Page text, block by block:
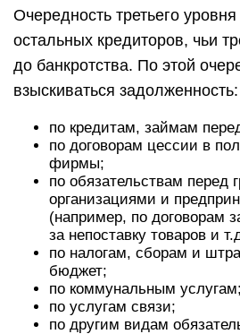
Очередность третьего
остальных кредиторов, чьи
до банкротства. По этой
взыскиваться задолженность:
по кредитам, займам
по договорам цессии в
фирмы;
по обязательствам перед
организациями и
(например, по договорам
за непоставку товаров и
по налогам, сборам и
бюджет;
по коммунальным услугам;
по услугам связи;
по другим видам